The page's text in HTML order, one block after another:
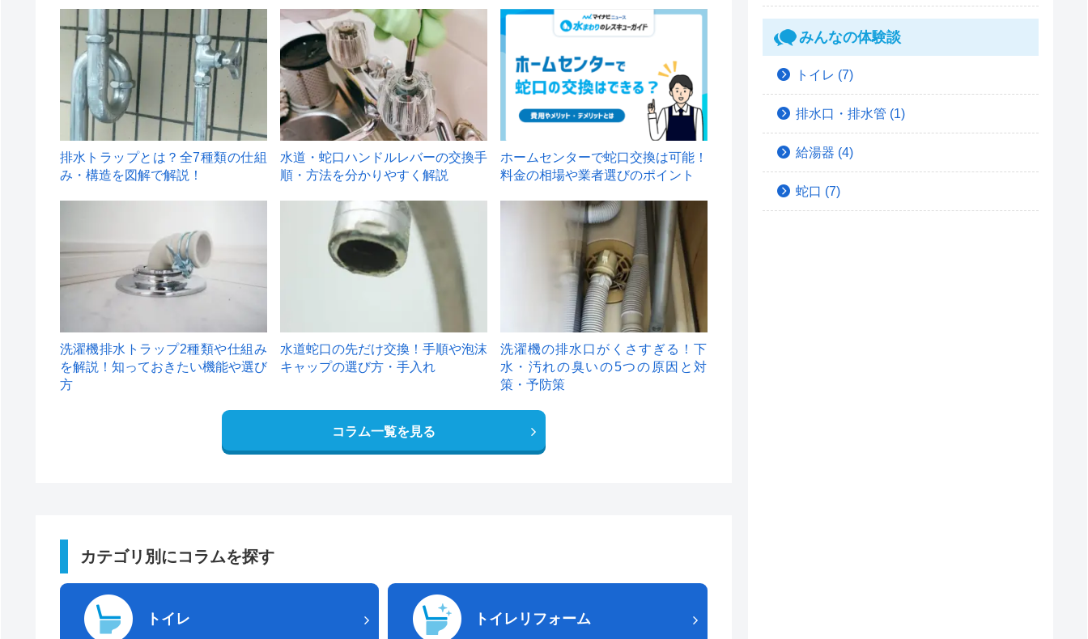
1
排水トラップとは？全7種類の仕組
み・構造を図解で解説！
2
水道・蛇口ハンドルレバーの交換手
順・方法を分かりやすく解説
ホームセンターで蛇口交換は可能！
料金の相場や業者選びのポイント
洗濯機排水トラップ2種類や仕組み
を解説！知っておきたい機能や選び
方
水道蛇口の先だけ交換！手順や泡沫
キャップの選び方・手入れ
洗濯機の排水口がくさすぎる！下
水・汚れの臭いの5つの原因と対
策・予防策
コラム一覧を見る
カテゴリ別にコラムを探す
トイレ トイレリフォーム
みんなの体験談
トイレ (7)
排水口・排水管 (1)
給湯器 (4)
蛇口 (7)